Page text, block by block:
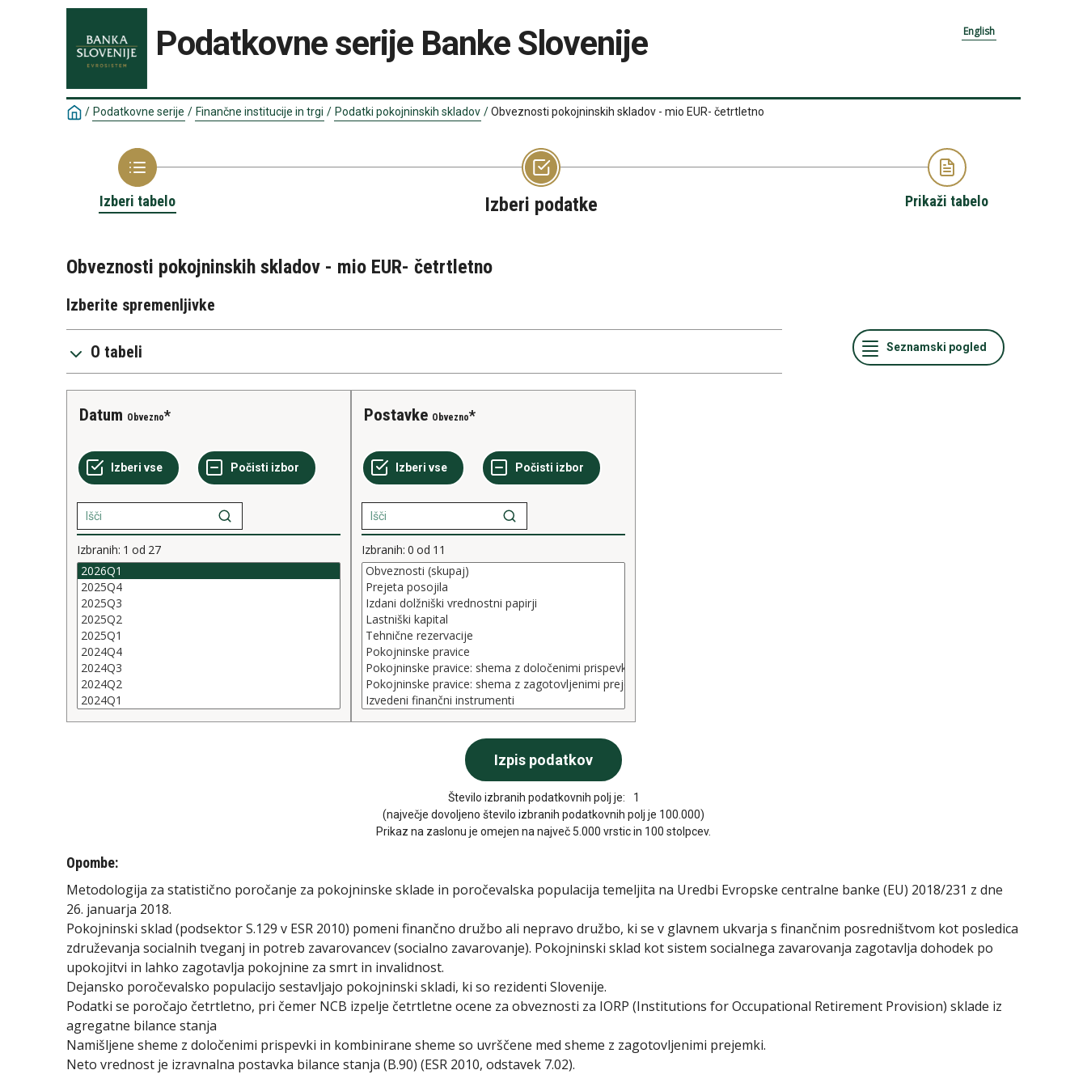
Podatkovne serije Banke Slovenije English
/ Podatkovne serije / Finančne institucije in trgi / Podatki pokojninskih skladov /Obveznosti pokojninskih skladov - mio EUR- četrtletno
Izberi tabelo Izberi podatke Prikaži tabelo
Obveznosti pokojninskih skladov - mio EUR- četrtletno
Izberite spremenljivke
O tabeli
Datum Obvezno
Izbranih: 1 od 27
Postavke Obvezno
Izbranih: 0 od 11
Število izbranih podatkovnih polj je:
1
(največje dovoljeno število izbranih podatkovnih polj je 100.000)
Prikaz na zaslonu je omejen na največ 5.000 vrstic in 100 stolpcev.
Opombe:
Metodologija za statistično poročanje za pokojninske sklade in poročevalska populacija temeljita na Uredbi Evropske centralne banke (EU) 2018/231 z dne
26. januarja 2018.
Pokojninski sklad (podsektor S.129 v ESR 2010) pomeni finančno družbo ali nepravo družbo, ki se v glavnem ukvarja s finančnim posredništvom kot posledica
združevanja socialnih tveganj in potreb zavarovancev (socialno zavarovanje). Pokojninski sklad kot sistem socialnega zavarovanja zagotavlja dohodek po
upokojitvi in lahko zagotavlja pokojnine za smrt in invalidnost.
Dejansko poročevalsko populacijo sestavljajo pokojninski skladi, ki so rezidenti Slovenije.
Podatki se poročajo četrtletno, pri čemer NCB izpelje četrtletne ocene za obveznosti za IORP (Institutions for Occupational Retirement Provision) sklade iz
agregatne bilance stanja
Namišljene sheme z določenimi prispevki in kombinirane sheme so uvrščene med sheme z zagotovljenimi prejemki.
Neto vrednost je izravnalna postavka bilance stanja (B.90) (ESR 2010, odstavek 7.02).